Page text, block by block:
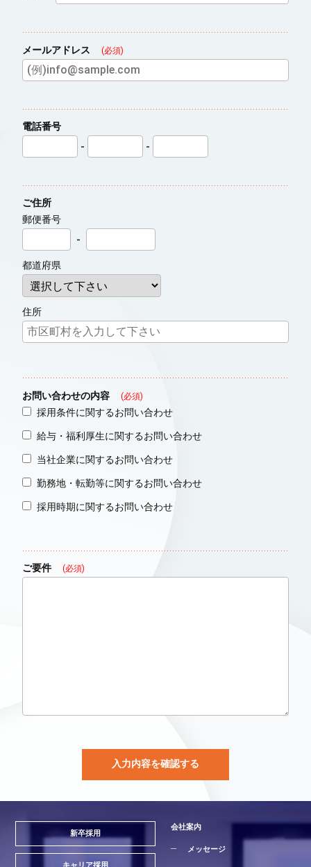
メールアドレス (必須)
電話番号
-
-
ご住所
郵便番号
-
都道府県
住所
お問い合わせの内容 (必須)
採用条件に関するお問い合わせ
給与・福利厚生に関するお問い合わせ
当社企業に関するお問い合わせ
勤務地・転勤等に関するお問い合わせ
採用時期に関するお問い合わせ
ご要件 (必須)
新卒採用
会社案内
メッセージ